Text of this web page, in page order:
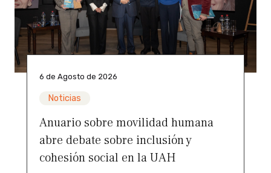
6 de Agosto de 2026
Noticias
Anuario sobre movilidad humana
abre debate sobre inclusión y
cohesión social en la UAH